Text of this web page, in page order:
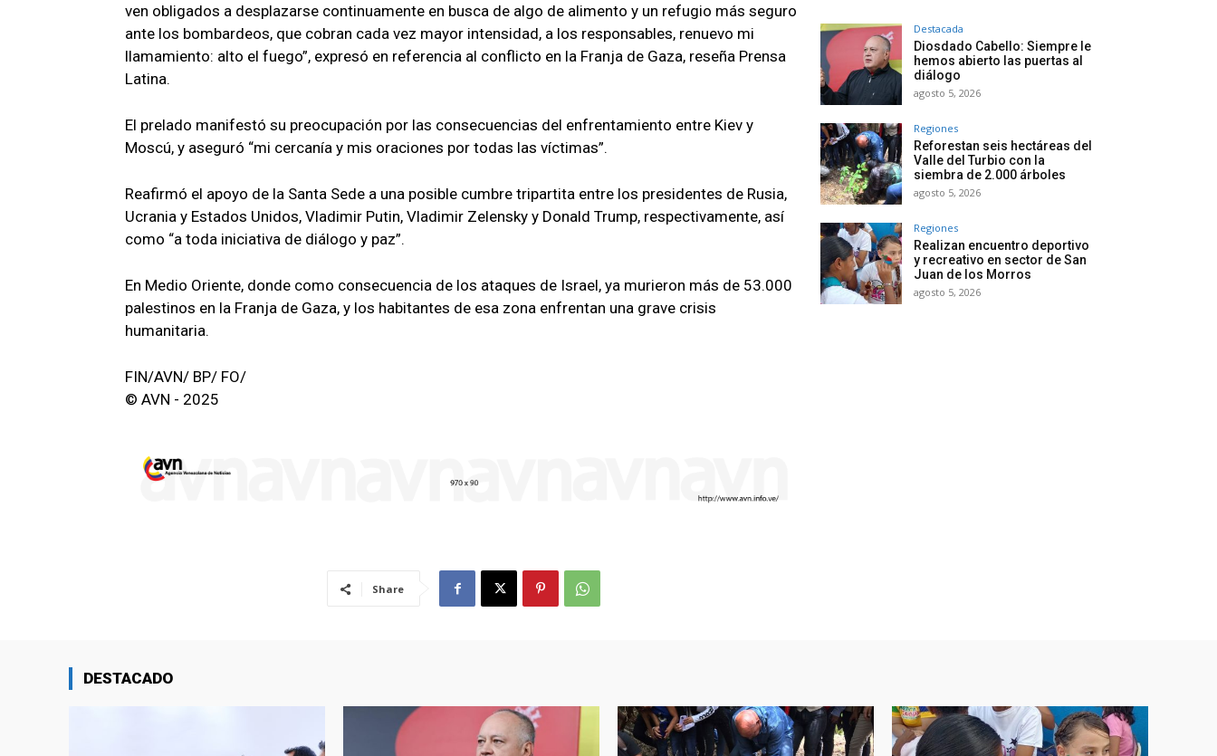
ven obligados a desplazarse continuamente en busca de algo de alimento y un refugio más seguro
ante los bombardeos, que cobran cada vez mayor intensidad, a los responsables, renuevo mi
llamamiento: alto el fuego”, expresó en referencia al conflicto en la Franja de Gaza, reseña Prensa
Latina.
El prelado manifestó su preocupación por las consecuencias del enfrentamiento entre Kiev y
Moscú, y aseguró “mi cercanía y mis oraciones por todas las víctimas”.
Reafirmó el apoyo de la Santa Sede a una posible cumbre tripartita entre los presidentes de Rusia,
Ucrania y Estados Unidos, Vladimir Putin, Vladimir Zelensky y Donald Trump, respectivamente, así
como “a toda iniciativa de diálogo y paz”.
En Medio Oriente, donde como consecuencia de los ataques de Israel, ya murieron más de 53.000
palestinos en la Franja de Gaza, y los habitantes de esa zona enfrentan una grave crisis
humanitaria.
FIN/AVN/ BP/ FO/
© AVN - 2025
Share
Destacada
Diosdado Cabello: Siempre le
hemos abierto las puertas al
diálogo
agosto 5, 2026
Regiones
Reforestan seis hectáreas del
Valle del Turbio con la
siembra de 2.000 árboles
agosto 5, 2026
Regiones
Realizan encuentro deportivo
y recreativo en sector de San
Juan de los Morros
agosto 5, 2026
DESTACADO